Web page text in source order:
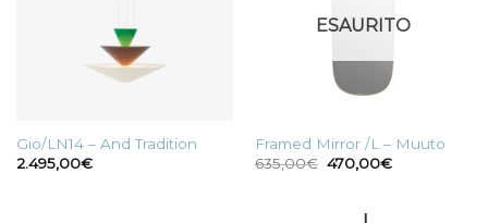
Gio/LN14 – And Tradition
2.495,00€
ESAURITO
Framed Mirror /L – Muuto
635,00€ Il
prezzo
635,00€.
470,00€Il